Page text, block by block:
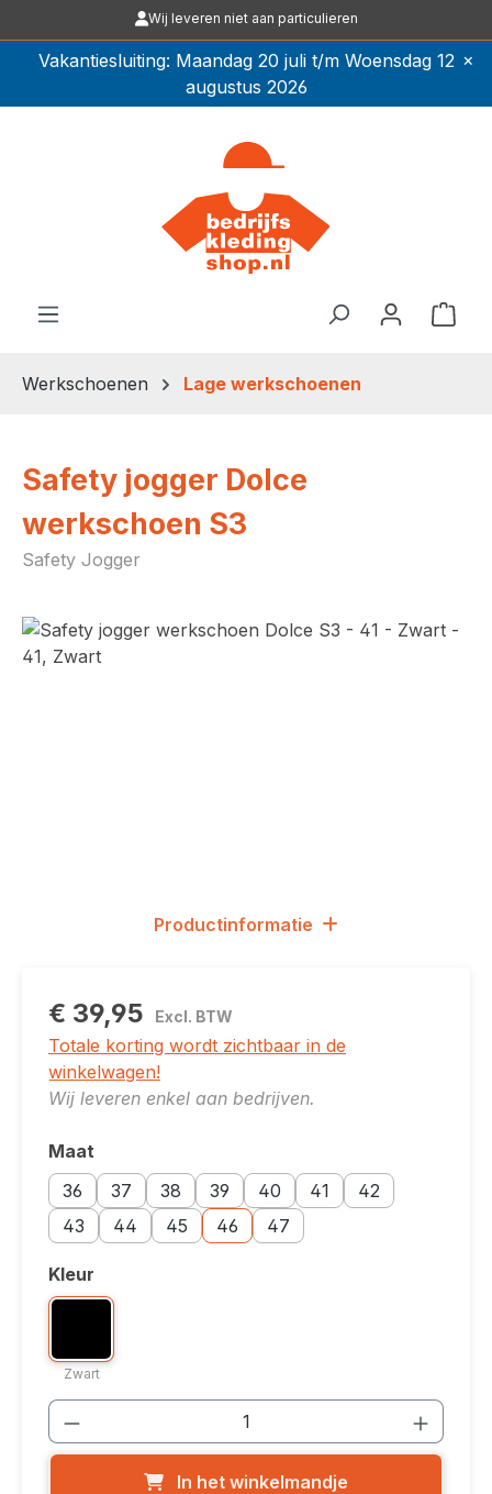
Ga naar de hoofdinhoudWij leveren niet aan particulieren
Vakantiesluiting: Maandag 20 juli t/m Woensdag 12
augustus 2026
×
Werkschoenen Lage werkschoenen
Safety jogger Dolce
werkschoen S3
Safety Jogger
Afbeeldingengalerij overslaan
Productinformatie
€ 39,95 Excl. BTW
Totale korting wordt zichtbaar in de
winkelwagen!
Wij leveren enkel aan bedrijven.
Selecteer
Maat
36
Maatoptie: 36
37
Maatoptie: 37
38
Maatoptie: 38
39
Maatoptie: 39
40
Maatoptie: 40
41
Maatoptie: 41
42
Maatoptie: 42
43
Maatoptie: 43
44
Maatoptie: 44
45
Maatoptie: 45
46
Maatoptie: 46
47
Maatoptie: 47
Selecteer
Kleur
Kleuroptie: Zwart
Zwart
Producthoeveelheid: Voer de
In het winkelmandje